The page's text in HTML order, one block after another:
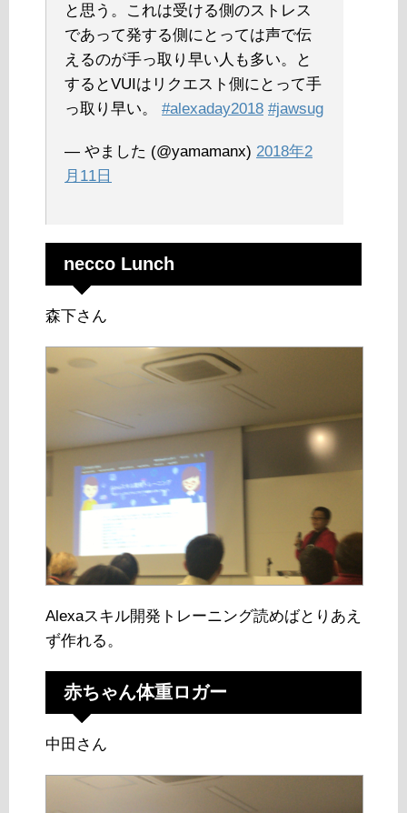
と思う。これは受ける側のストレス
であって発する側にとっては声で伝
えるのが手っ取り早い人も多い。と
するとVUIはリクエスト側にとって手
っ取り早い。 #alexaday2018 #jawsug
— やました (@yamamanx) 2018年2
月11日
necco Lunch
森下さん
Alexaスキル開発トレーニング読めばとりあえ
ず作れる。
赤ちゃん体重ロガー
中田さん